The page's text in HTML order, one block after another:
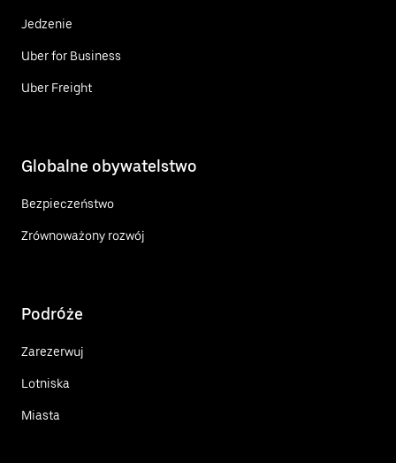
Jedzenie
Uber for Business
Uber Freight
Globalne obywatelstwo
Bezpieczeństwo
Zrównoważony rozwój
Podróże
Zarezerwuj
Lotniska
Miasta